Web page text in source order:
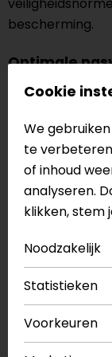
bescherming.
Optimale
Verder moet
zoon of
bieden. Voor
gebruik zijn er
zodat je de jas
kind.
bescherming
groot belang.
Omdat
verstellen. Zo
goed is voor
langer
Cookie
We
te
of inhoud
analyseren.
klikken, stem
Noodzakelijk
Statistieken
Voorkeuren